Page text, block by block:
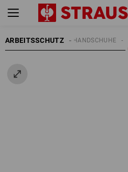
ARBEITSSCHUTZ HANDSCHUHE